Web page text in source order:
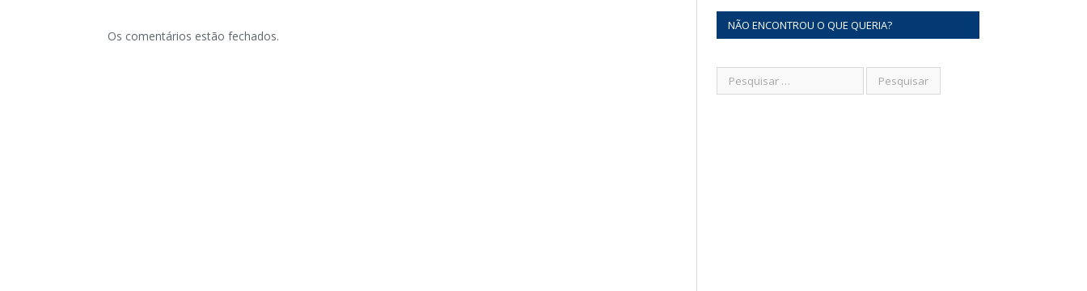
Os comentários estão fechados.
NÃO ENCONTROU O QUE QUERIA?